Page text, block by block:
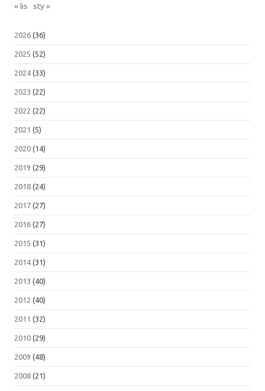
« lis sty »
2026 (36)
2025 (52)
2024 (33)
2023 (22)
2022 (22)
2021 (5)
2020 (14)
2019 (29)
2018 (24)
2017 (27)
2016 (27)
2015 (31)
2014 (31)
2013 (40)
2012 (40)
2011 (32)
2010 (29)
2009 (48)
2008 (21)